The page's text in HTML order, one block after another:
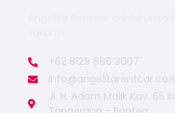
+62 8129 886 3007
Jl. H. Adam Malik Kav. 65